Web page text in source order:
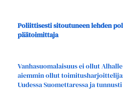
Poliittisesti sitoutuneen lehden
päätoimittaja
Vanhasuomalaisuus ei ollut
aiemmin ollut
Uudessa Suomettaressa ja